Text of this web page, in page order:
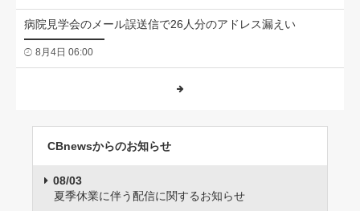
病院見学会のメール誤送信で26人分のアドレス漏えい
8月4日 06:00
CBnewsからのお知らせ
08/03
夏季休業に伴う配信に関するお知らせ